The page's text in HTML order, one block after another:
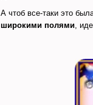
А чтоб все-таки это
широкими полями,